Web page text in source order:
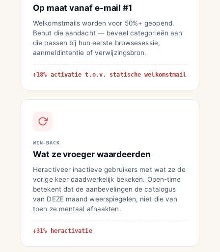
Op maat vanaf e-mail #1
Welkomstmails worden voor 50%+ geopend.
Benut die aandacht — beveel categorieën aan
die passen bij hun eerste browsesessie,
aanmeldintentie of verwijzingsbron.
+18% activatie t.o.v. statische welkomstmail
WIN-BACK
Wat ze vroeger waardeerden
Heractiveer inactieve gebruikers met wat ze de
vorige keer daadwerkelijk bekeken. Open-time
betekent dat de aanbevelingen de catalogus
van DEZE maand weerspiegelen, niet die van
toen ze mentaal afhaakten.
+31% heractivatie